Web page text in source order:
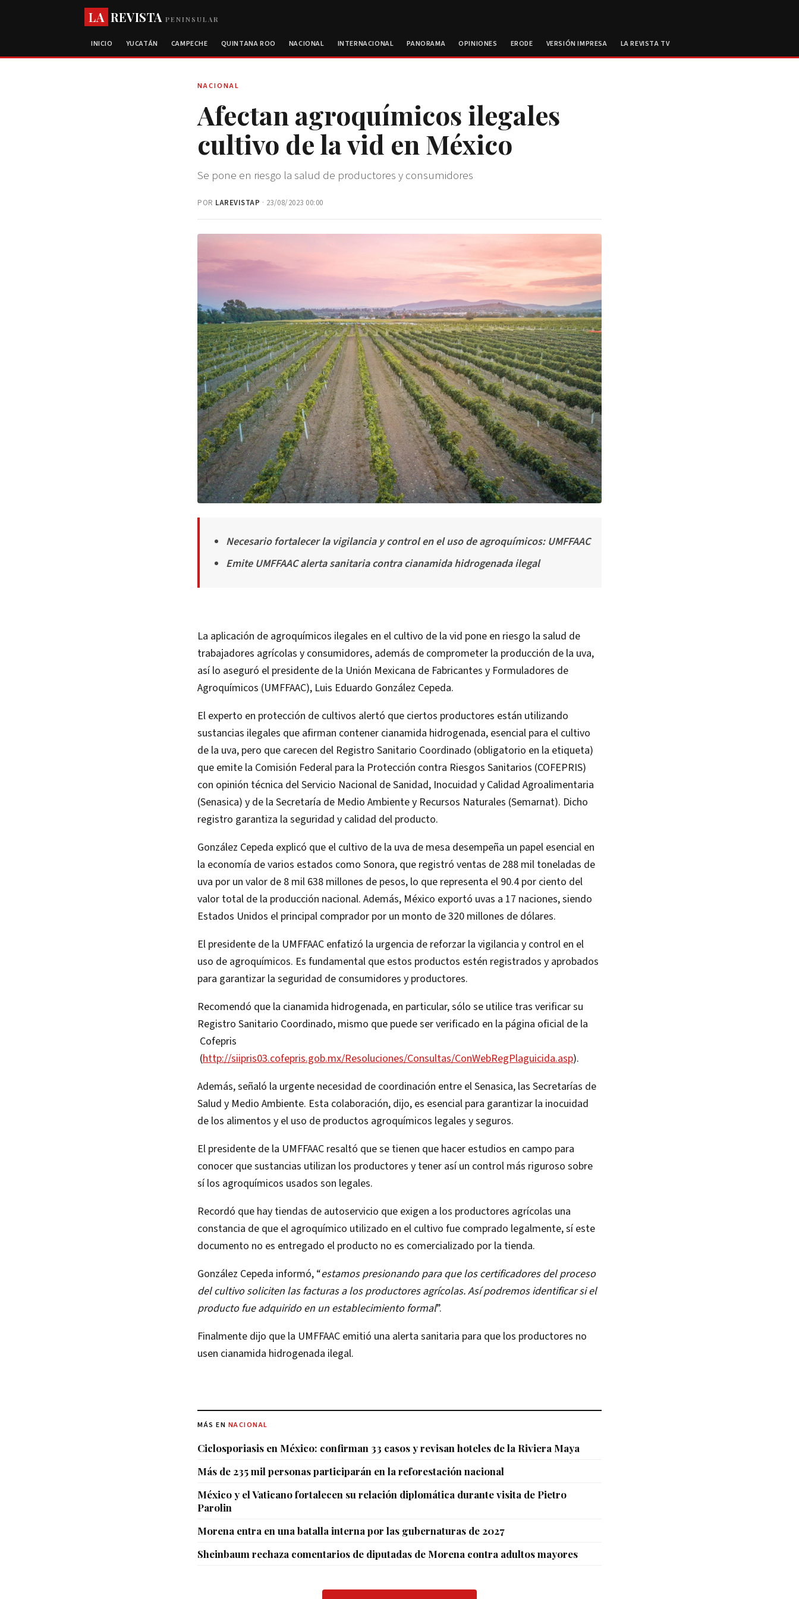
LA REVISTAPENINSULAR
INICIO YUCATÁN CAMPECHE QUINTANA ROO NACIONAL INTERNACIONAL PANORAMA OPINIONES ERODE VERSIÓN IMPRESA LA REVISTA TV
NACIONAL
Afectan agroquímicos ilegales
cultivo de la vid en México
Se pone en riesgo la salud de productores y consumidores
POR LAREVISTAP · 23/08/2023 00:00
Necesario fortalecer la vigilancia y control en el uso de agroquímicos: UMFFAAC
Emite UMFFAAC alerta sanitaria contra cianamida hidrogenada ilegal
La aplicación de agroquímicos ilegales en el cultivo de la vid pone en riesgo la salud de
trabajadores agrícolas y consumidores, además de comprometer la producción de la uva,
así lo aseguró el presidente de la Unión Mexicana de Fabricantes y Formuladores de
Agroquímicos (UMFFAAC), Luis Eduardo González Cepeda.
El experto en protección de cultivos alertó que ciertos productores están utilizando
sustancias ilegales que afirman contener cianamida hidrogenada, esencial para el cultivo
de la uva, pero que carecen del Registro Sanitario Coordinado (obligatorio en la etiqueta)
que emite la Comisión Federal para la Protección contra Riesgos Sanitarios (COFEPRIS)
con opinión técnica del Servicio Nacional de Sanidad, Inocuidad y Calidad Agroalimentaria
(Senasica) y de la Secretaría de Medio Ambiente y Recursos Naturales (Semarnat). Dicho
registro garantiza la seguridad y calidad del producto.
González Cepeda explicó que el cultivo de la uva de mesa desempeña un papel esencial en
la economía de varios estados como Sonora, que registró ventas de 288 mil toneladas de
uva por un valor de 8 mil 638 millones de pesos, lo que representa el 90.4 por ciento del
valor total de la producción nacional. Además, México exportó uvas a 17 naciones, siendo
Estados Unidos el principal comprador por un monto de 320 millones de dólares.
El presidente de la UMFFAAC enfatizó la urgencia de reforzar la vigilancia y control en el
uso de agroquímicos. Es fundamental que estos productos estén registrados y aprobados
para garantizar la seguridad de consumidores y productores.
Recomendó que la cianamida hidrogenada, en particular, sólo se utilice tras verificar su
Registro Sanitario Coordinado, mismo que puede ser verificado en la página oficial de la
Cofepris
(http://siipris03.cofepris.gob.mx/Resoluciones/Consultas/ConWebRegPlaguicida.asp).
Además, señaló la urgente necesidad de coordinación entre el Senasica, las Secretarías de
Salud y Medio Ambiente. Esta colaboración, dijo, es esencial para garantizar la inocuidad
de los alimentos y el uso de productos agroquímicos legales y seguros.
El presidente de la UMFFAAC resaltó que se tienen que hacer estudios en campo para
conocer que sustancias utilizan los productores y tener así un control más riguroso sobre
sí los agroquímicos usados son legales.
Recordó que hay tiendas de autoservicio que exigen a los productores agrícolas una
constancia de que el agroquímico utilizado en el cultivo fue comprado legalmente, sí este
documento no es entregado el producto no es comercializado por la tienda.
González Cepeda informó, “estamos presionando para que los certificadores del proceso
del cultivo soliciten las facturas a los productores agrícolas. Así podremos identificar si el
producto fue adquirido en un establecimiento formal”.
Finalmente dijo que la UMFFAAC emitió una alerta sanitaria para que los productores no
usen cianamida hidrogenada ilegal.
MÁS EN NACIONAL
Ciclosporiasis en México: confirman 33 casos y revisan hoteles de la Riviera Maya
Más de 235 mil personas participarán en la reforestación nacional
México y el Vaticano fortalecen su relación diplomática durante visita de Pietro
Parolin
Morena entra en una batalla interna por las gubernaturas de 2027
Sheinbaum rechaza comentarios de diputadas de Morena contra adultos mayores